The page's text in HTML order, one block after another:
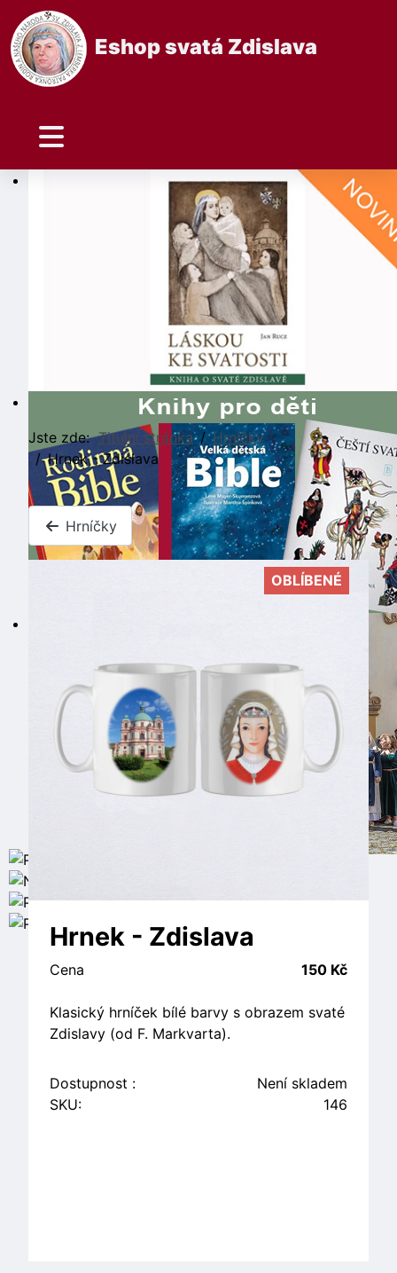
Eshop svatá Zdislava
Jste zde:Titulní stránka
Hrníčky
Hrnek - Zdislava
Hrníčky
OBLÍBENÉ
Hrnek - Zdislava
Cena 150 Kč
Klasický hrníček bílé barvy s obrazem svaté
Zdislavy (od F. Markvarta).
Dostupnost :
Není skladem
SKU:
146